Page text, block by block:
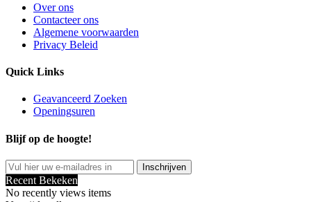
Over ons
Contacteer ons
Algemene voorwaarden
Privacy Beleid
Quick Links
Geavanceerd Zoeken
Openingsuren
Blijf op de hoogte!
Inschrijven
Recent Bekeken
No recently views items